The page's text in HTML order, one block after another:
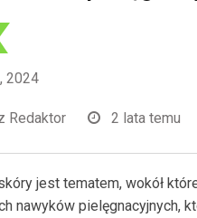
2024
Redaktor 2 lata temu
jest tematem, wokół
nawyków pielęgnacyjnych,